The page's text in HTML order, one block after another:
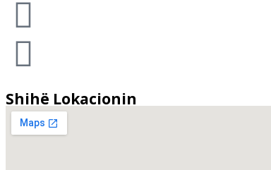
Shihë Lokacionin